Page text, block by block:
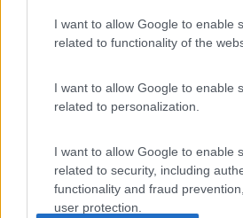
I want to allow Google to enable
related to functionality of the
I want to allow Google to enable
related to personalization.
I want to allow Google to enable
related to security, including
functionality and fraud
user protection.
Se a qualcuno può interessare lo
ancora nuovo fiammante. Saluti a tutti.
3975
13/04/2006
Ho acquistato il kit (parabola +
l'anno scorso al prezzo di 99 Euro. Non
perchè purtroppo per problemi non ho
Se a qualcuno può interessare lo